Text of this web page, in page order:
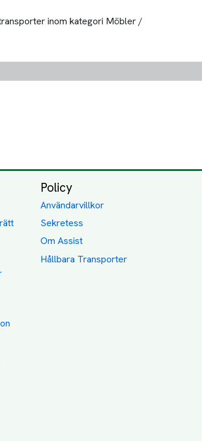
inom kategori Möbler /
Policy
Användarvillkor
Sekretess
Om Assist
Hållbara Transporter